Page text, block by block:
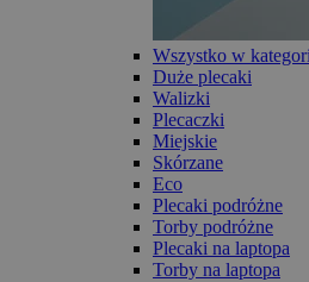
Wszystko w
Duże plecaki
Walizki
Plecaczki
Miejskie
Skórzane
Eco
Plecaki podróżne
Torby podróżne
Plecaki na laptopa
Torby na laptopa